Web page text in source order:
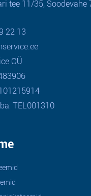
tee 11/35, Soodevahe
22 13
OÜ
TEL001310